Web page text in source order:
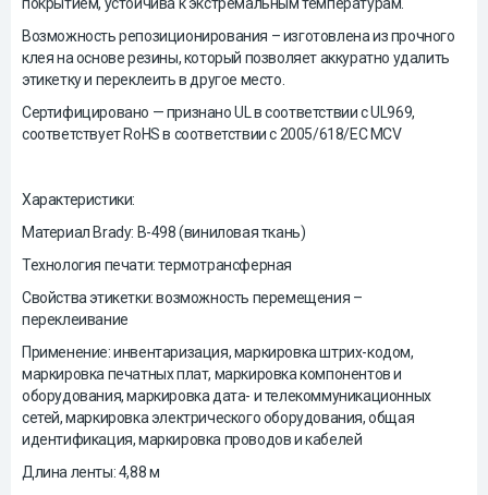
Возможность репозиционирования – изготовлена ​​из прочного
клея на основе резины, который позволяет аккуратно удалить
этикетку и переклеить в другое место.
Сертифицировано — признано UL в соответствии с UL969,
соответствует RoHS в соответствии с 2005/618/EC MCV
Характеристики:
Материал Brady: B-498 (виниловая ткань)
Технология печати: термотрансферная
Свойства этикетки: возможность перемещения –
переклеивание
Применение: инвентаризация, маркировка штрих-кодом,
маркировка печатных плат, маркировка компонентов и
оборудования, маркировка дата- и телекоммуникационных
сетей, маркировка электрического оборудования, общая
идентификация, маркировка проводов и кабелей
Длина ленты: 4,88 м